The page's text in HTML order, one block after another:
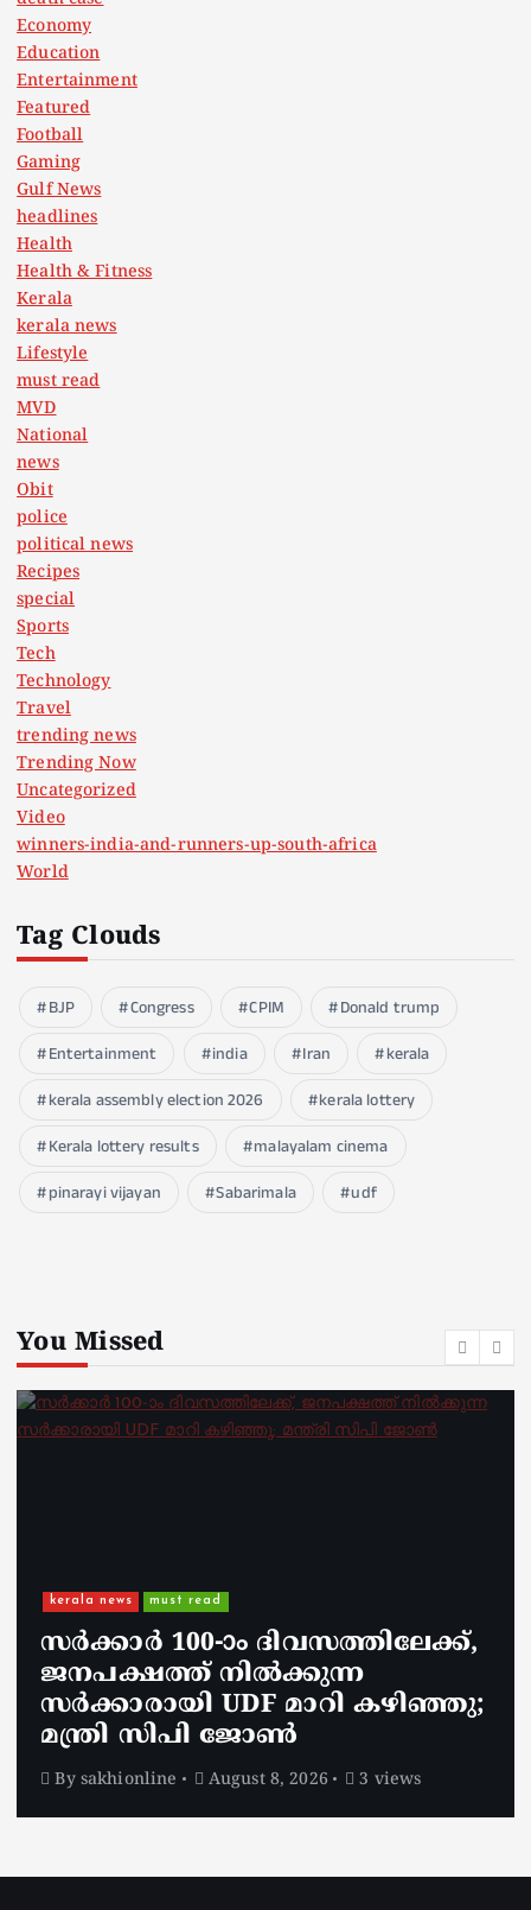
Economy
Education
Entertainment
Featured
Football
Gaming
Gulf News
headlines
Health
Health & Fitness
Kerala
kerala news
Lifestyle
must read
MVD
National
news
Obit
police
political news
Recipes
special
Sports
Tech
Technology
Travel
trending news
Trending Now
Uncategorized
Video
winners-india-and-runners-up-south-africa
World
Tag Clouds
BJP Congress CPIM
Donald trump
Entertainment
india Iran
kerala
kerala assembly election 2026
kerala lottery
Kerala lottery results
malayalam cinema
pinarayi vijayan
Sabarimala udf
You Missed
നാടെങ്ങും പൊലീസ് തിരയുന്നു,
ചായകുടിക്കാൻ എടപ്പാളിലെത്തി
അർജുൻ ആയങ്കി;
സഞ്ചരിക്കുന്നത് വാഹനങ്ങൾ
മാറ്റി
By sakhionline August 8, 2026 5 views